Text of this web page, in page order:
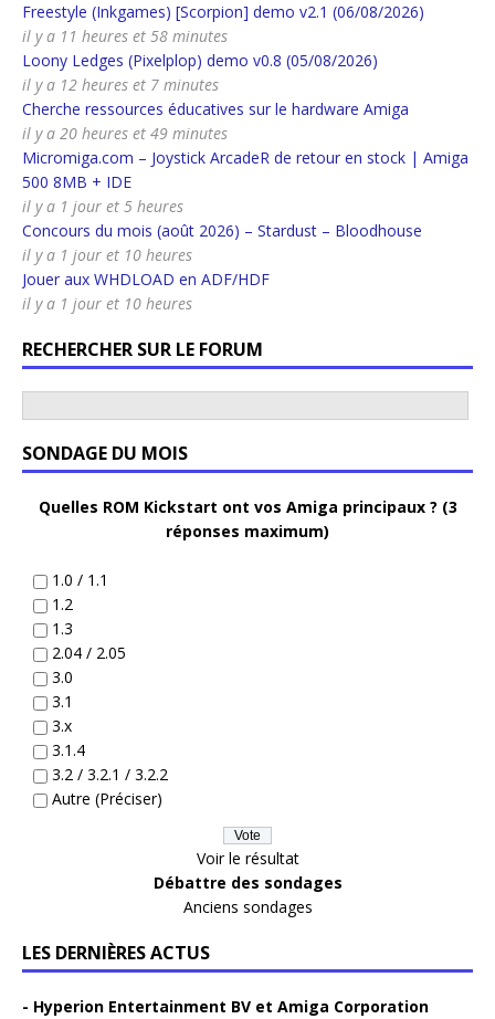
Freestyle (Inkgames) [Scorpion] demo v2.1 (06/08/2026)
il y a 11 heures et 58 minutes
Loony Ledges (Pixelplop) demo v0.8 (05/08/2026)
il y a 12 heures et 7 minutes
Cherche ressources éducatives sur le hardware Amiga
il y a 20 heures et 49 minutes
Micromiga.com – Joystick ArcadeR de retour en stock | Amiga
500 8MB + IDE
il y a 1 jour et 5 heures
Concours du mois (août 2026) – Stardust – Bloodhouse
il y a 1 jour et 10 heures
Jouer aux WHDLOAD en ADF/HDF
il y a 1 jour et 10 heures
RECHERCHER SUR LE FORUM
SONDAGE DU MOIS
Quelles ROM Kickstart ont vos Amiga principaux ? (3
réponses maximum)
1.0 / 1.1
1.2
1.3
2.04 / 2.05
3.0
3.1
3.x
3.1.4
3.2 / 3.2.1 / 3.2.2
Autre (Préciser)
Voir le résultat
Débattre des sondages
Anciens sondages
LES DERNIÈRES ACTUS
Hyperion Entertainment BV et Amiga Corporation